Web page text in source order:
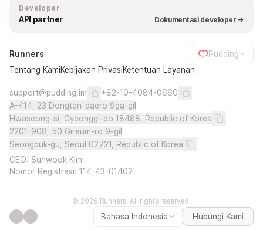
Developer
API partner Dokumentasi developer →
Runners
Pudding
Tentang KamiKebijakan PrivasiKetentuan Layanan
support@pudding.im
+82-10-4084-0660
A-414, 23 Dongtan-daero 9ga-gil
Hwaseong-si, Gyeonggi-do 18488, Republic of Korea
2201-908, 50 Gireum-ro 9-gil
Seongbuk-gu, Seoul 02721, Republic of Korea
CEO: Sunwook Kim
Nomor Registrasi: 114-43-01402
© 2026 Runners. All rights reserved.
Bahasa Indonesia Hubungi Kami